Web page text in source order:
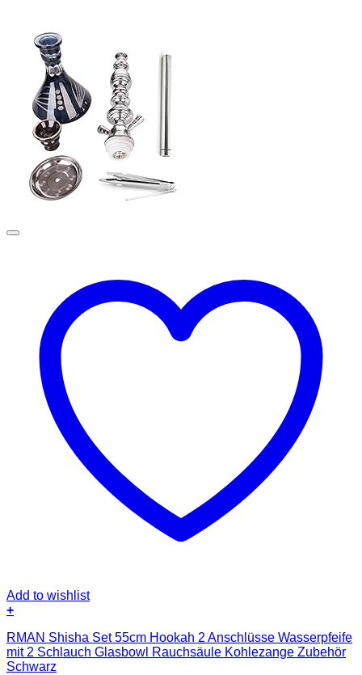
Add to wishlist
+
RMAN Shisha Set 55cm Hookah 2 Anschlüsse Wasserpfeife
mit 2 Schlauch Glasbowl Rauchsäule Kohlezange Zubehör
Schwarz